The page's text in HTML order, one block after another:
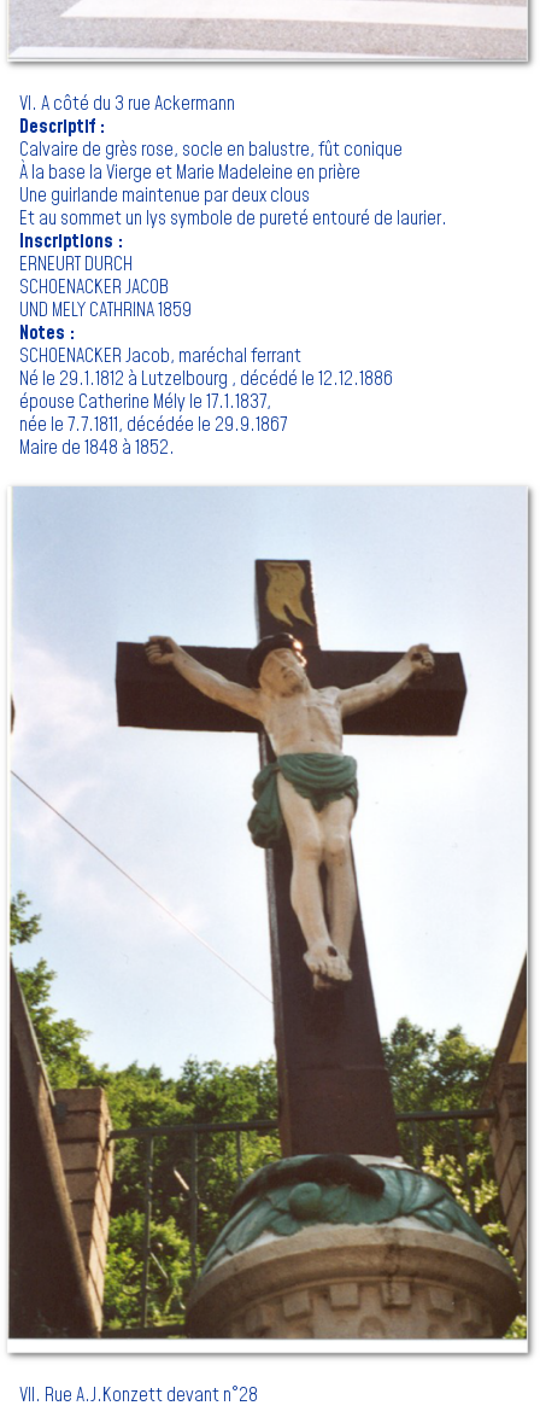
VI. A côté du 3 rue Ackermann
Descriptif :
Calvaire de grès rose, socle en balustre, fût conique
À la base la Vierge et Marie Madeleine en prière
Une guirlande maintenue par deux clous
Et au sommet un lys symbole de pureté entouré de laurier.
Inscriptions :
ERNEURT DURCH
SCHOENACKER JACOB
UND MELY CATHRINA 1859
Notes :
SCHOENACKER Jacob, maréchal ferrant
Né le 29.1.1812 à Lutzelbourg , décédé le 12.12.1886
épouse Catherine Mély le 17.1.1837,
née le 7.7.1811, décédée le 29.9.1867
Maire de 1848 à 1852.
VII. Rue A.J.Konzett devant n°28